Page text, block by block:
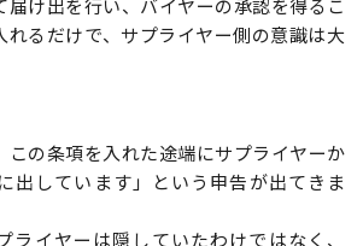
届け出を行い、バイヤーの承認を得るこ
れるだけで、サプライヤー側の意識は大
この条項を入れた途端にサプライヤーか
出しています」という申告が出てきま
ライヤーは隠していたわけではなく、